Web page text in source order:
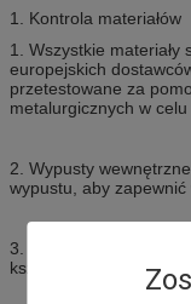
1. Kontrola materiałów
1. Wszystkie
europejskich
przetestowane za
metalurgicznych w
2. Wypusty
wypustu, aby
3. Wszystkie elementy
kształty i tolerancje